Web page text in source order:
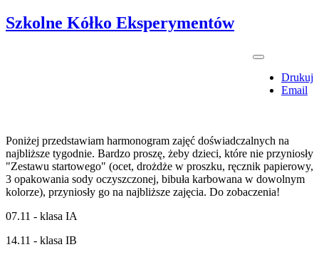
Szkolne Kółko Eksperymentów
Drukuj
Email
Poniżej przedstawiam harmonogram zajęć doświadczalnych na
najbliższe tygodnie. Bardzo proszę, żeby dzieci, które nie przyniosły
"Zestawu startowego" (ocet, drożdże w proszku, ręcznik papierowy,
3 opakowania sody oczyszczonej, bibuła karbowana w dowolnym
kolorze), przyniosły go na najbliższe zajęcia. Do zobaczenia!
07.11 - klasa IA
14.11 - klasa IB